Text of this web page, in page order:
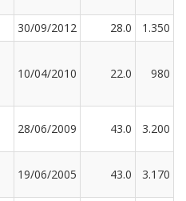
30/09/2012 28.0
1.350
10/04/2010 22.0 980
28/06/2009 43.0 3.200
19/06/2005 43.0 3.170